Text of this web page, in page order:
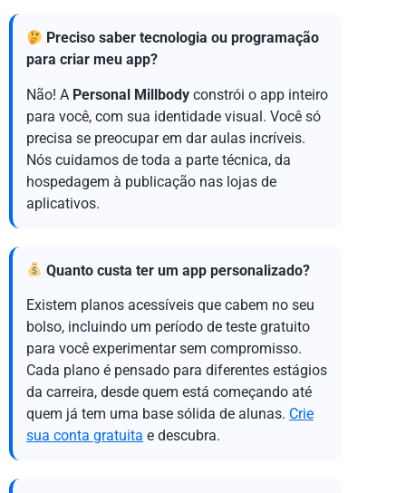
Preciso saber tecnologia ou programação
para criar meu app?
Não! A Personal Millbody constrói o app inteiro
para você, com sua identidade visual. Você só
precisa se preocupar em dar aulas incríveis.
Nós cuidamos de toda a parte técnica, da
hospedagem à publicação nas lojas de
aplicativos.
Quanto custa ter um app personalizado?
Existem planos acessíveis que cabem no seu
bolso, incluindo um período de teste gratuito
para você experimentar sem compromisso.
Cada plano é pensado para diferentes estágios
da carreira, desde quem está começando até
quem já tem uma base sólida de alunas. Crie
sua conta gratuita e descubra.